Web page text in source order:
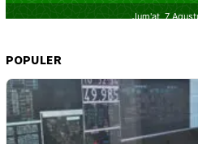
POPULER